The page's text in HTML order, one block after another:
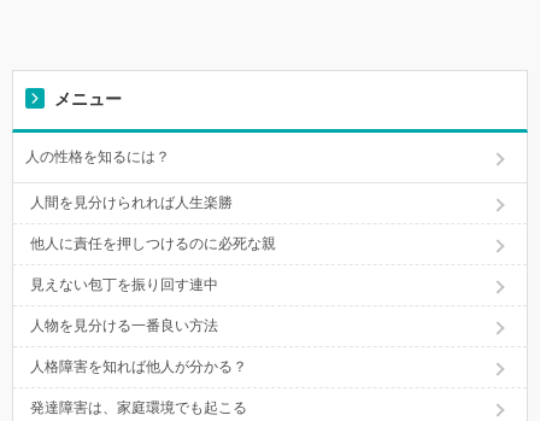
メニュー
人の性格を知るには？
人間を見分けられれば人生楽勝
他人に責任を押しつけるのに必死な親
見えない包丁を振り回す連中
人物を見分ける一番良い方法
人格障害を知れば他人が分かる？
発達障害は、家庭環境でも起こる